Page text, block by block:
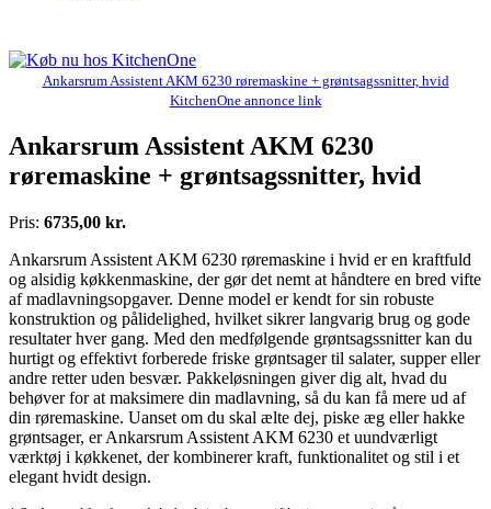
Ankarsrum Assistent AKM 6230 røremaskine + grøntsagssnitter, hvid
KitchenOne annonce link
Ankarsrum Assistent AKM 6230
røremaskine + grøntsagssnitter, hvid
Pris: 6735,00 kr.
Ankarsrum Assistent AKM 6230 røremaskine i hvid er en kraftfuld
og alsidig køkkenmaskine, der gør det nemt at håndtere en bred vifte
af madlavningsopgaver. Denne model er kendt for sin robuste
konstruktion og pålidelighed, hvilket sikrer langvarig brug og gode
resultater hver gang. Med den medfølgende grøntsagssnitter kan du
hurtigt og effektivt forberede friske grøntsager til salater, supper eller
andre retter uden besvær. Pakkeløsningen giver dig alt, hvad du
behøver for at maksimere din madlavning, så du kan få mere ud af
din røremaskine. Uanset om du skal ælte dej, piske æg eller hakke
grøntsager, er Ankarsrum Assistent AKM 6230 et uundværligt
værktøj i køkkenet, der kombinerer kraft, funktionalitet og stil i et
elegant hvidt design.